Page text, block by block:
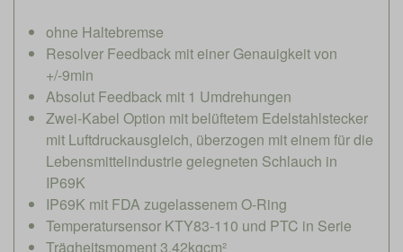
ohne Haltebremse
Resolver Feedback mit einer Genauigkeit von
+/-9min
Absolut Feedback mit 1 Umdrehungen
Zwei-Kabel Option mit belüftetem Edelstahlstecker
mit Luftdruckausgleich, überzogen mit einem für die
Lebensmittelindustrie geiegneten Schlauch in
IP69K
IP69K mit FDA zugelassenem O-Ring
Temperatursensor KTY83-110 und PTC in Serie
Trägheitsmoment 3.42kgcm²